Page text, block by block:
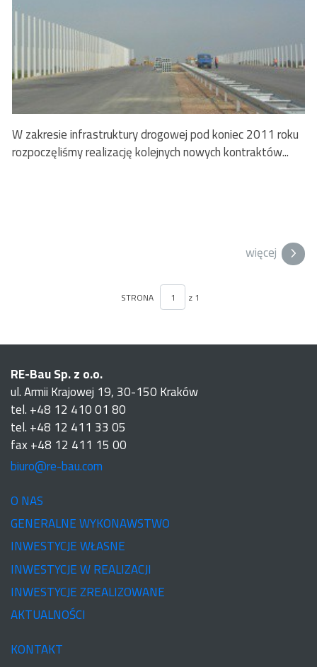
W zakresie infrastruktury drogowej pod koniec 2011 roku
rozpoczęliśmy realizację kolejnych nowych kontraktów...
więcej
STRONA z 1
RE-Bau Sp. z o.o.
ul. Armii Krajowej 19, 30-150 Kraków
tel. +48 12 410 01 80
tel. +48 12 411 33 05
fax +48 12 411 15 00
biuro@re-bau.com
O NAS
GENERALNE WYKONAWSTWO
INWESTYCJE WŁASNE
INWESTYCJE W REALIZACJI
INWESTYCJE ZREALIZOWANE
AKTUALNOŚCI
KONTAKT